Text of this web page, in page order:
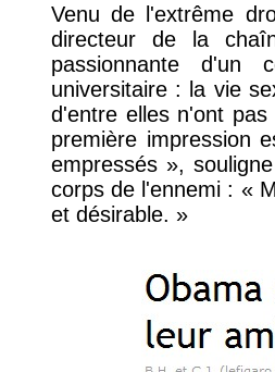
Venu de l'extrême
directeur de la
passionnante d'un
universitaire : la vie
d'entre elles n'ont
première impression
empressés »,
corps de l'ennemi : «
et désirable. »